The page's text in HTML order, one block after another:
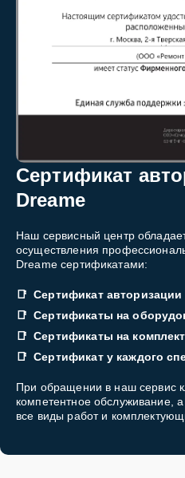
Сертификат
Dreame
Наш сервисный центр
осуществления
Dreame сертификатами:
Сертификат авторизации
Сертификаты на
Сертификаты на
Сертификат у каждого
При обращении в наш сервис
компетентное обслуживание,
все виды работ и